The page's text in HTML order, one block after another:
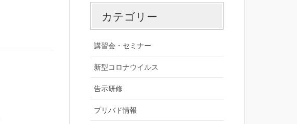
カテゴリー
講習会・セミナー
新型コロナウイルス
告示研修
プリバド情報